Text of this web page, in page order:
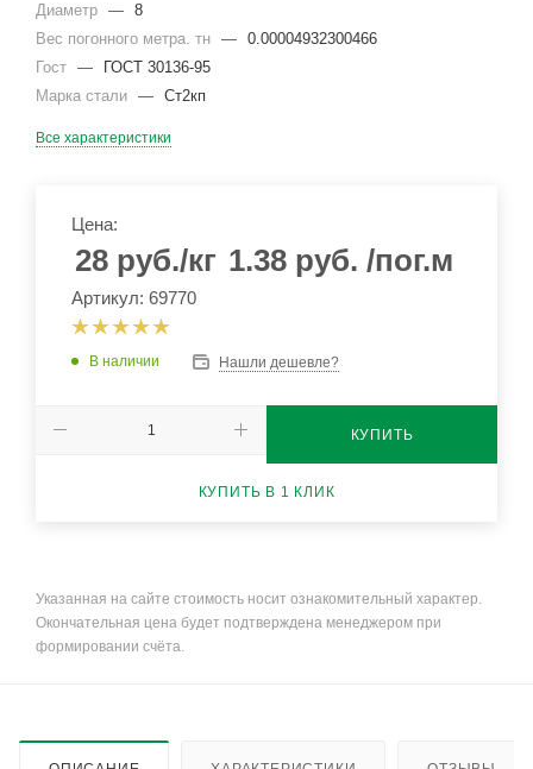
Диаметр — 8
Вес погонного метра. тн — 0.00004932300466
Гост —
ГОСТ 30136-95
Марка стали — Ст2кп
Все характеристики
Цена:
28 руб./кг 1.38 руб. /пог.м
Артикул: 69770
В наличии Нашли дешевле?
КУПИТЬ
КУПИТЬ В 1 КЛИК
Указанная на сайте стоимость носит ознакомительный характер.
Окончательная цена будет подтверждена менеджером при
формировании счёта.